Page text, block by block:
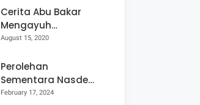
Cerita Abu Bakar
Mengayuh
Sepedanya Selama
Menggelorakan
Kemerdekaan
August 15, 2020
Perolehan
Sementara Nasdem
Lobar Tertinggi,
February 17, 2024